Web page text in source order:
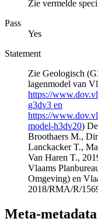
Zie vermelde
Pass
Yes
Statement
Zie Geologisch
lagenmodel van
https://
g3dv3 en
https://
model-h3dv20)
Broothaers M.,
Lanckacker T.,
Van Haren T.,
Vlaams
Omgeving) en
2018/RMA/R/
Meta-metadata